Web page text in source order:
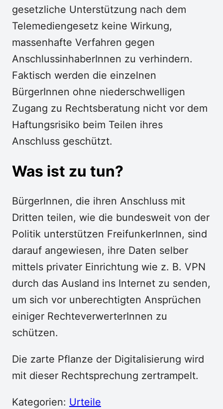
gesetzliche Unterstützung nach dem
Telemediengesetz keine Wirkung,
massenhafte Verfahren gegen
AnschlussinhaberInnen zu verhindern.
Faktisch werden die einzelnen
BürgerInnen ohne niederschwelligen
Zugang zu Rechtsberatung nicht vor dem
Haftungsrisiko beim Teilen ihres
Anschluss geschützt.
Was ist zu tun?
BürgerInnen, die ihren Anschluss mit
Dritten teilen, wie die bundesweit von der
Politik unterstützen FreifunkerInnen, sind
darauf angewiesen, ihre Daten selber
mittels privater Einrichtung wie z. B. VPN
durch das Ausland ins Internet zu senden,
um sich vor unberechtigten Ansprüchen
einiger RechteverwerterInnen zu
schützen.
Die zarte Pflanze der Digitalisierung wird
mit dieser Rechtsprechung zertrampelt.
Kategorien: Urteile